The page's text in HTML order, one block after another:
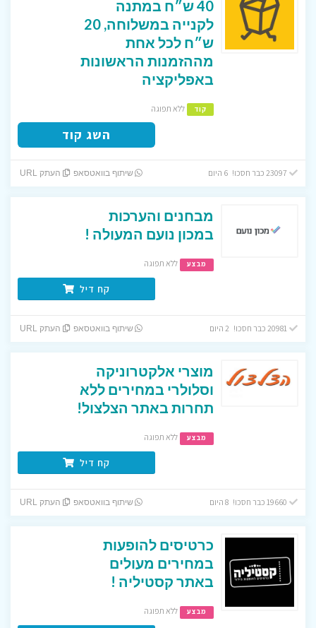
40 ש״ח במתנה
לקנייה במשלוחה, 20
ש״ח לכל אחת
מההזמנות הראשונות
באפליקציה
קוד ללא תפוגה
השג קוד
שיתוף בוואטסאפ העתק URL
מבחנים והערכות
במכון נועם המעולה !
מבצע ללא תפוגה
קח דיל
שיתוף בוואטסאפ העתק URL
מוצרי אלקטרוניקה
וסלולרי במחירים ללא
תחרות באתר הצלצול!
מבצע ללא תפוגה
קח דיל
שיתוף בוואטסאפ העתק URL
כרטיסים להופעות
במחירים מעולים
באתר קסטיליה !
מבצע ללא תפוגה